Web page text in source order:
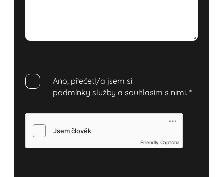
Ano, přečetl/a jsem si
podmínky služby a souhlasím s nimi.*
Friendly Captcha